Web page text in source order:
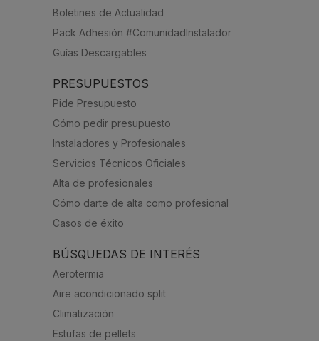
Boletines de Actualidad
Pack Adhesión #ComunidadInstalador
Guías Descargables
PRESUPUESTOS
Pide Presupuesto
Cómo pedir presupuesto
Instaladores y Profesionales
Servicios Técnicos Oficiales
Alta de profesionales
Cómo darte de alta como profesional
Casos de éxito
BÚSQUEDAS DE INTERÉS
Aerotermia
Aire acondicionado split
Climatización
Estufas de pellets